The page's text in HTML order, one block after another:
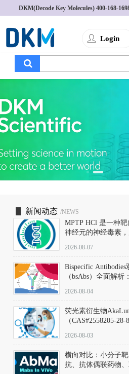
DKM(Decode Key Molecules) 400-168-
Login
新闻动态 /NEWS
MPTP HCl 是一种
神经元的神经毒素
以盐酸盐形式存在，
体介导的神经元凋
用即为选择性损毁
部多巴胺能神经元
拟帕金森病的核心病
2026-08-07
Bispecific
（bsAbs）全面解析
2026-08-04
荧光素衍生物
（CAS#2558205-
数（Km）为2.06 μM
发光特性赋予优异
力，大幅增强成像
实现活体动物模型
2026-08-03
横向对比：小分子
抗、抗体偶联药物